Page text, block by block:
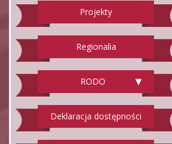
Projekty
Regionalia
RODO
Deklaracja dostępności